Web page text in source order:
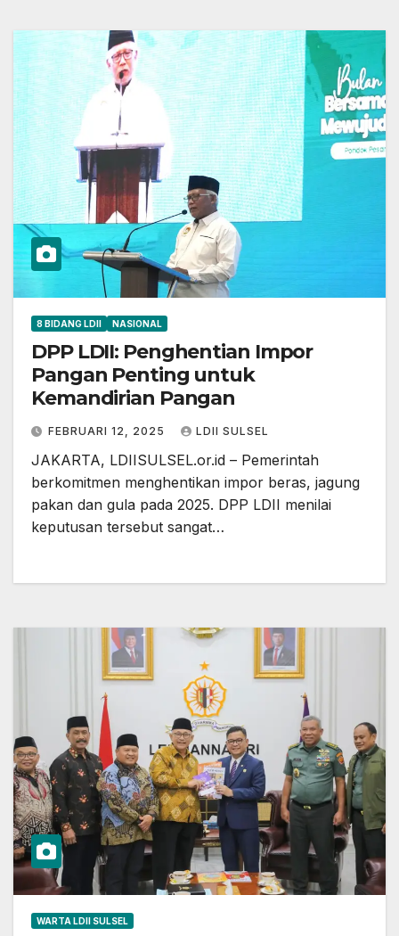
8 BIDANG LDII NASIONAL
DPP LDII: Penghentian Impor
Pangan Penting untuk
Kemandirian Pangan
FEBRUARI 12, 2025 LDII SULSEL
JAKARTA, LDIISULSEL.or.id – Pemerintah
berkomitmen menghentikan impor beras, jagung
pakan dan gula pada 2025. DPP LDII menilai
keputusan tersebut sangat…
WARTA LDII SULSEL